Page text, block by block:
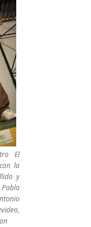
El
la
y